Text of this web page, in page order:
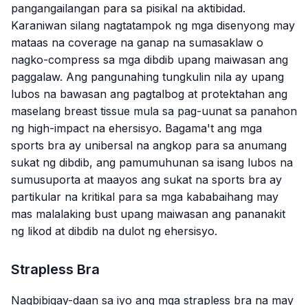
pangangailangan para sa pisikal na aktibidad.
Karaniwan silang nagtatampok ng mga disenyong may
mataas na coverage na ganap na sumasaklaw o
nagko-compress sa mga dibdib upang maiwasan ang
paggalaw. Ang pangunahing tungkulin nila ay upang
lubos na bawasan ang pagtalbog at protektahan ang
maselang breast tissue mula sa pag-uunat sa panahon
ng high-impact na ehersisyo. Bagama't ang mga
sports bra ay unibersal na angkop para sa anumang
sukat ng dibdib, ang pamumuhunan sa isang lubos na
sumusuporta at maayos ang sukat na sports bra ay
partikular na kritikal para sa mga kababaihang may
mas malalaking bust upang maiwasan ang pananakit
ng likod at dibdib na dulot ng ehersisyo.
Strapless Bra
Nagbibigay-daan sa iyo ang mga strapless bra na may